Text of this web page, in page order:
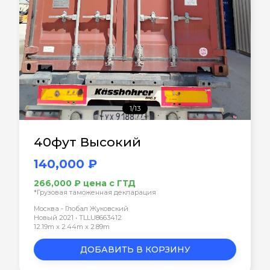
1/13
40фут Высокий
140,000 ₽
266,000 ₽ цена с ГТД
*Грузовая таможенная декларация
Москва - Глобал Жуковский
Новый 2021 • TLLU8663412
12.19m x 2.44m x 2.89m
ДОБАВИТЬ В КОРЗИНУ